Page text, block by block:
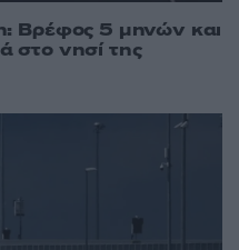
Βρέφος 5 μηνών και
στο νησί της